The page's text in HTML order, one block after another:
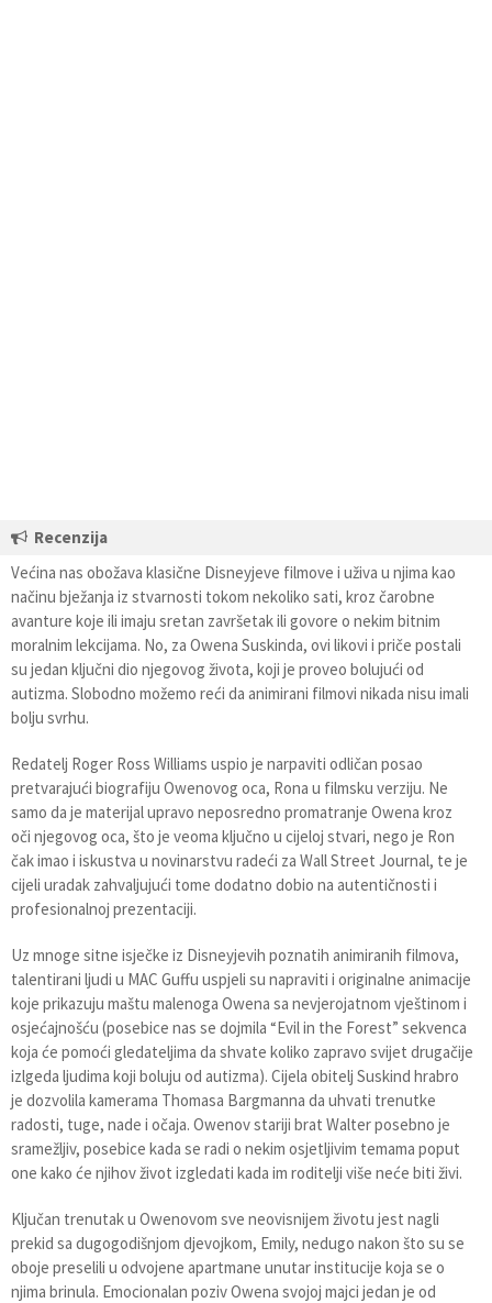
Recenzija
Većina nas obožava klasične Disneyjeve filmove i uživa u njima kao
načinu bježanja iz stvarnosti tokom nekoliko sati, kroz čarobne
avanture koje ili imaju sretan završetak ili govore o nekim bitnim
moralnim lekcijama. No, za Owena Suskinda, ovi likovi i priče postali
su jedan ključni dio njegovog života, koji je proveo bolujući od
autizma. Slobodno možemo reći da animirani filmovi nikada nisu imali
bolju svrhu.
Redatelj Roger Ross Williams uspio je narpaviti odličan posao
pretvarajući biografiju Owenovog oca, Rona u filmsku verziju. Ne
samo da je materijal upravo neposredno promatranje Owena kroz
oči njegovog oca, što je veoma ključno u cijeloj stvari, nego je Ron
čak imao i iskustva u novinarstvu radeći za Wall Street Journal, te je
cijeli uradak zahvaljujući tome dodatno dobio na autentičnosti i
profesionalnoj prezentaciji.
Uz mnoge sitne isječke iz Disneyjevih poznatih animiranih filmova,
talentirani ljudi u MAC Guffu uspjeli su napraviti i originalne animacije
koje prikazuju maštu malenoga Owena sa nevjerojatnom vještinom i
osjećajnošću (posebice nas se dojmila “Evil in the Forest” sekvenca
koja će pomoći gledateljima da shvate koliko zapravo svijet drugačije
izlgeda ljudima koji boluju od autizma). Cijela obitelj Suskind hrabro
je dozvolila kamerama Thomasa Bargmanna da uhvati trenutke
radosti, tuge, nade i očaja. Owenov stariji brat Walter posebno je
sramežljiv, posebice kada se radi o nekim osjetljivim temama poput
one kako će njihov život izgledati kada im roditelji više neće biti živi.
Ključan trenutak u Owenovom sve neovisnijem životu jest nagli
prekid sa dugogodišnjom djevojkom, Emily, nedugo nakon što su se
oboje preselili u odvojene apartmane unutar institucije koja se o
njima brinula. Emocionalan poziv Owena svojoj majci jedan je od